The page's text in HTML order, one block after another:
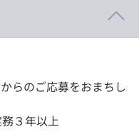
らのご応募をおまちし
３年以上